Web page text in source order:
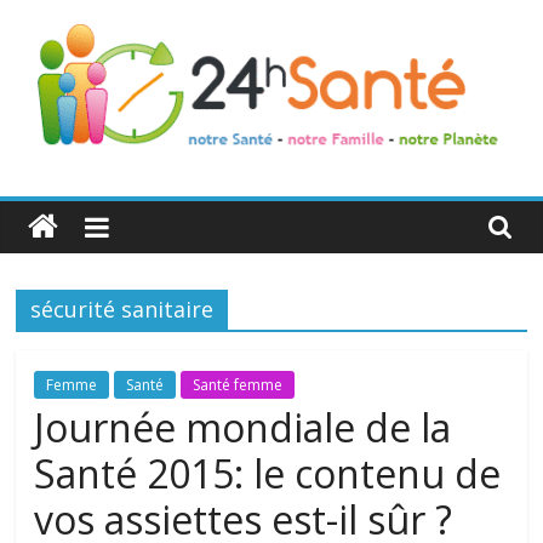
24h
Santé
La
de
toute
famille
sécurité sanitaire
Femme Santé Santé femme
Journée mondiale de la
Santé 2015: le contenu de
vos assiettes est-il sûr ?